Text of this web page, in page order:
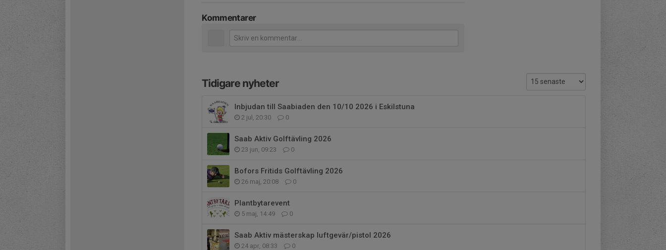
Kommentarer
Tidigare nyheter
Inbjudan till Saabiaden den 10/10 2026 i Eskilstuna
2 jul, 20:30 0
Saab Aktiv Golftävling 2026
23 jun, 09:23 0
Bofors Fritids Golftävling 2026
26 maj, 20:08 0
Plantbytarevent
5 maj, 14:49 0
Saab Aktiv mästerskap luftgevär/pistol 2026
24 apr, 08:33 0